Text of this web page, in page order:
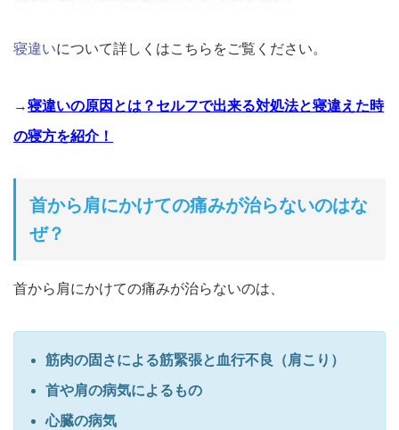
寝違いについて詳しくはこちらをご覧ください。
→寝違いの原因とは？セルフで出来る対処法と寝違えた時
の寝方を紹介！
首から肩にかけての痛みが治らないのはな
ぜ？
首から肩にかけての痛みが治らないのは、
筋肉の固さによる筋緊張と血行不良（肩こり）
首や肩の病気によるもの
心臓の病気